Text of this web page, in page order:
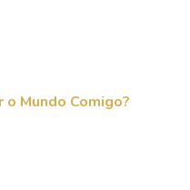
o Mundo Comigo?